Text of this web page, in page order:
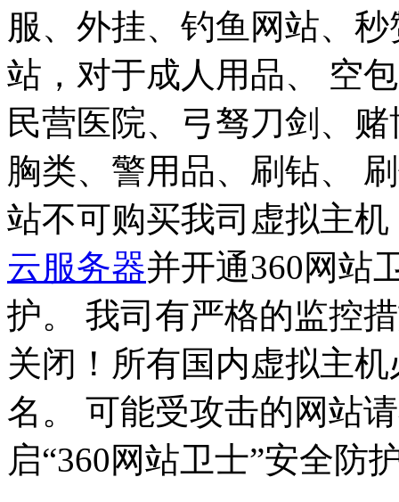
服、外挂、钓鱼网站、
站，对于成人用品、 空
民营医院、弓驽刀剑、
胸类、警用品、刷钻、
站不可购买我司虚拟主
云服务器并开通360网站
护。 我司有严格的监控
关闭！ 所有国内虚拟主
名。 可能受攻击的网站
启“360网站卫士”安全防